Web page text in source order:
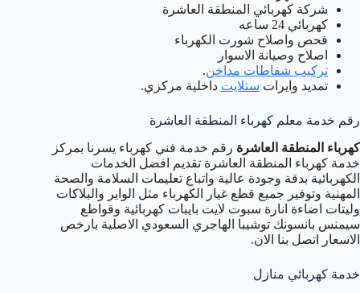
شركة كهربائي المنطقة العاشرة
كهربائي 24 ساعه
فحص واصلاح شورت الكهرباء
اصلاح وصيانة الاسوار
تركيب شفاطات مداخن.
تمديد وايرات ستلايت داخلية مركزي.
رقم خدمة معلم كهرباء المنطقة العاشرة
كهرباء المنطقة العاشرة رقم خدمة فني كهرباء يسرنا بمركز
خدمة كهرباء المنطقة العاشرة تقديم افضل الخدمات
الكهربائية بدقة وجودة عالية واتباع تعليمات السلامة والصحة
المهنية وتوفير جميع قطع غيار الكهرباء مثل الواير والبلاكات
وليتات اضاءة انارة سبوت لايت بايبات كهربائية وقواطع
سيمنس بانسونك توشيبا الهاجري السعودي الاصلية بارخص
الاسعار اتصل بنا الان.
خدمة كهربائي منازل